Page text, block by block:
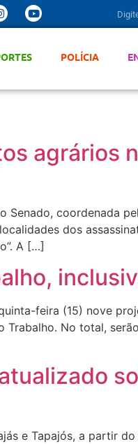
POLÍCIA
agrários
coordenada
dos
A […]
feira (15) nove
Trabalho. No total,
e Tapajós, a partir